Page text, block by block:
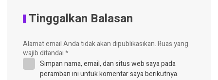
Tinggalkan Balasan
Alamat email Anda tidak akan dipublikasikan.Ruas yang
wajib ditandai*
Simpan nama, email, dan situs web saya pada
peramban ini untuk komentar saya berikutnya.